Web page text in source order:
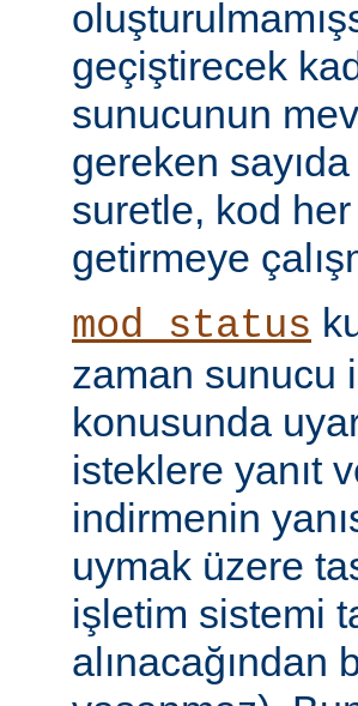
geçiştirecek
sunucunun
gereken
suretle, kod
getirmeye
mod_status
zaman sunucu
konusunda
isteklere yanıt
indirmenin
uymak üzere
işletim sistemi
alınacağından